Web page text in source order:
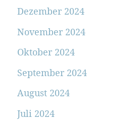
Dezember 2024
November 2024
Oktober 2024
September 2024
August 2024
Juli 2024